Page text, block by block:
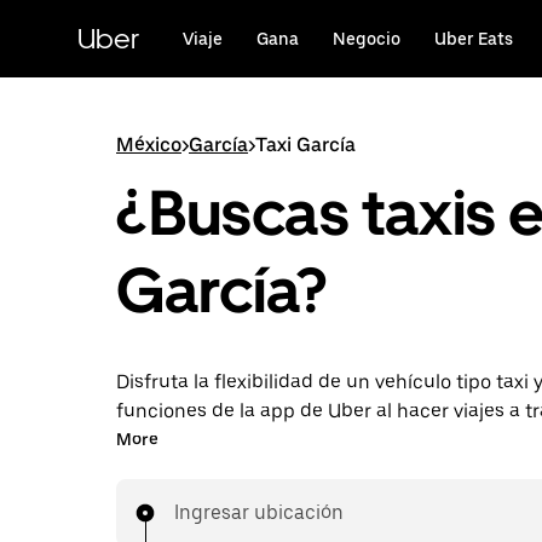
contenido
principal
Uber Viaje Gana Negocio Uber Eats
México>García>Taxi García
¿Buscas taxis
García?
Disfruta la flexibilidad de un vehículo tipo taxi
funciones de la app de Uber al hacer viajes a
UberX en García. Puedes solicitar viajes de
para conseguir tarifas por adelantado
cada viaje.
More
Ingresar ubicación